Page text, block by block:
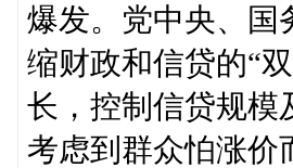
爆发。党中央、国
缩财政和信贷的“
长，控制信贷规模
考虑到群众怕涨价